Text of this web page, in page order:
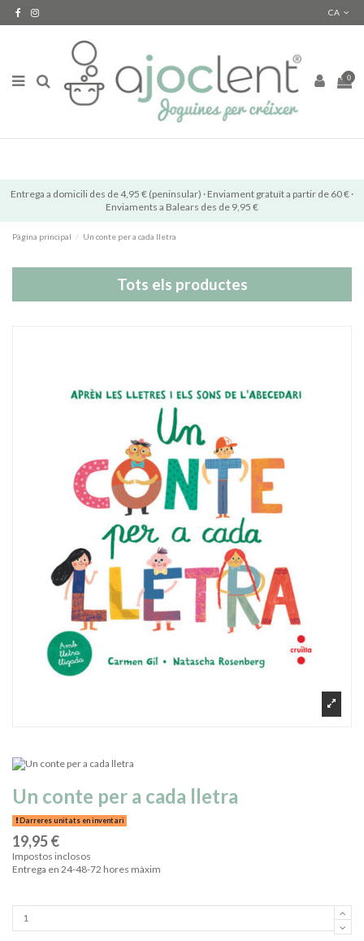
CA
0
Entrega a domicili des de 4,95 € (peninsular) · Enviament gratuït a partir de 60 € ·
Enviaments a Balears des de 9,95 €
Pàgina principal Un conte per a cada lletra
Tots els productes
Un conte per a cada lletra
Darreres unitats en inventari
19,95 €
Impostos inclosos
Entrega en 24-48-72 hores màxim